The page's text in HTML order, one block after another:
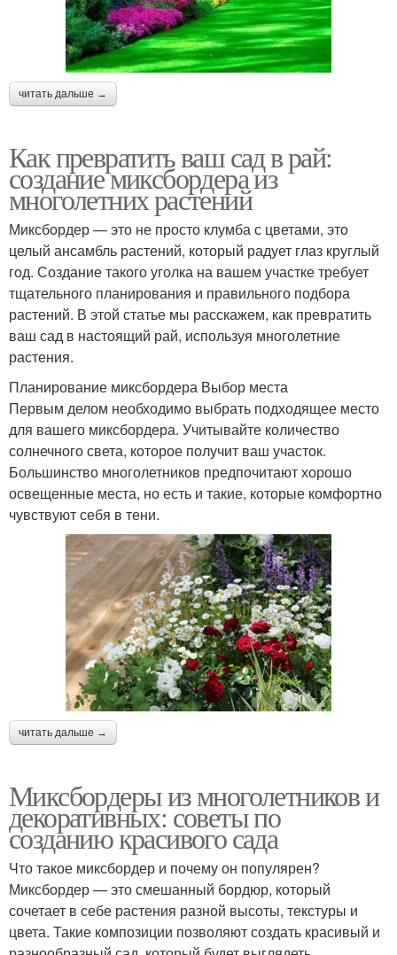
читать дальше →
Как превратить ваш сад в рай:
создание миксбордера из
многолетних растений
Миксбордер — это не просто клумба с цветами, это
целый ансамбль растений, который радует глаз круглый
год. Создание такого уголка на вашем участке требует
тщательного планирования и правильного подбора
растений. В этой статье мы расскажем, как превратить
ваш сад в настоящий рай, используя многолетние
растения.
Планирование миксбордера Выбор места
Первым делом необходимо выбрать подходящее место
для вашего миксбордера. Учитывайте количество
солнечного света, которое получит ваш участок.
Большинство многолетников предпочитают хорошо
освещенные места, но есть и такие, которые комфортно
чувствуют себя в тени.
читать дальше →
Миксбордеры из многолетников и
декоративных: советы по
созданию красивого сада
Что такое миксбордер и почему он популярен?
Миксбордер — это смешанный бордюр, который
сочетает в себе растения разной высоты, текстуры и
цвета. Такие композиции позволяют создать красивый и